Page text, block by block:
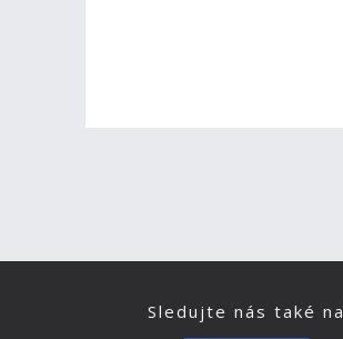
Sledujte nás také na